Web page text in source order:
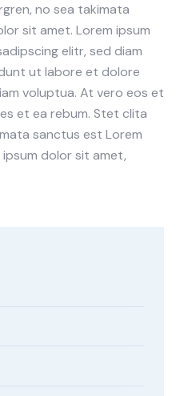
no sea takimata
sit amet. Lorem ipsum
elitr, sed diam
ut labore et dolore
voluptua. At vero eos et
et ea rebum. Stet clita
sanctus est Lorem
dolor sit amet,